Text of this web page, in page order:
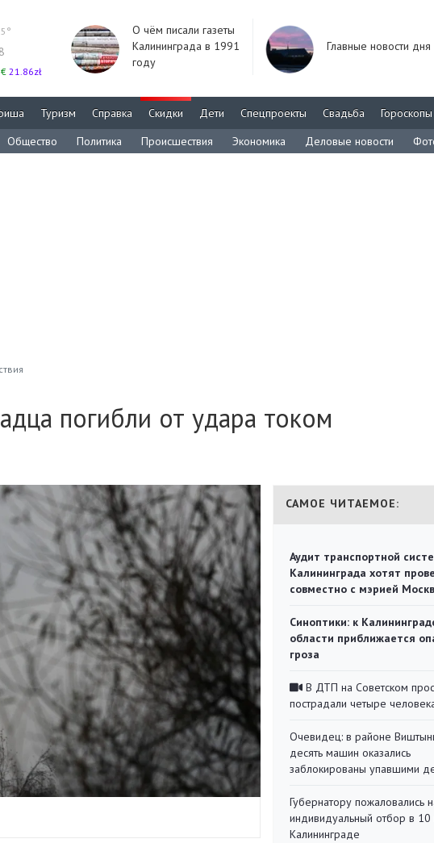
21.86zł
О чём писали газеты
Калининграда в 1991
году
Главные новости дня
Туризм Справка Скидки Дети Спецпроекты Свадьба
Гороскопы
Общество Политика Происшествия Экономика Деловые новости
погибли от удара током
САМОЕ ЧИТАЕМОЕ:
Аудит транспортной
Калининграда хотят
совместно с мэрией
Синоптики: к
области приближается
гроза
В ДТП на Советском
пострадали четыре
Очевидец: в районе
десять машин оказались
заблокированы упавшими
Губернатору пожаловались
индивидуальный отбор в 10
Калининграде